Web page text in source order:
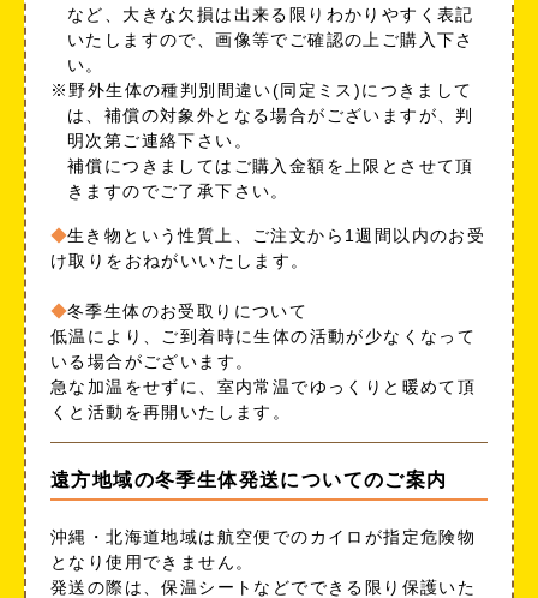
など、大きな欠損は出来る限りわかりやすく表記
いたしますので、画像等でご確認の上ご購入下さ
い。
※野外生体の種判別間違い(同定ミス)につきまして
は、補償の対象外となる場合がございますが、判
明次第ご連絡下さい。
補償につきましてはご購入金額を上限とさせて頂
きますのでご了承下さい。
生き物という性質上、ご注文から1週間以内のお受
け取りをおねがいいたします。
冬季生体のお受取りについて
低温により、ご到着時に生体の活動が少なくなって
いる場合がございます。
急な加温をせずに、室内常温でゆっくりと暖めて頂
くと活動を再開いたします。
遠方地域の冬季生体発送についてのご案内
沖縄・北海道地域は航空便でのカイロが指定危険物
となり使用できません。
発送の際は、保温シートなどでできる限り保護いた